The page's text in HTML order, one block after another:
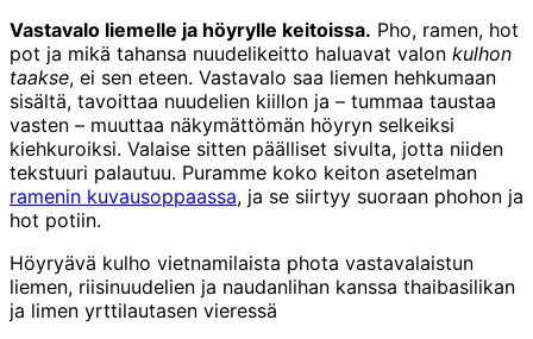
Vastavalo liemelle ja höyrylle keitoissa. Pho, ramen, hot
pot ja mikä tahansa nuudelikeitto haluavat valon kulhon
taakse, ei sen eteen. Vastavalo saa liemen hehkumaan
sisältä, tavoittaa nuudelien kiillon ja – tummaa taustaa
vasten – muuttaa näkymättömän höyryn selkeiksi
kiehkuroiksi. Valaise sitten päälliset sivulta, jotta niiden
tekstuuri palautuu. Puramme koko keiton asetelman
ramenin kuvausoppaassa, ja se siirtyy suoraan phohon ja
hot potiin.
Höyryävä kulho vietnamilaista phota vastavalaistun
liemen, riisinuudelien ja naudanlihan kanssa thaibasilikan
ja limen yrttilautasen vieressä